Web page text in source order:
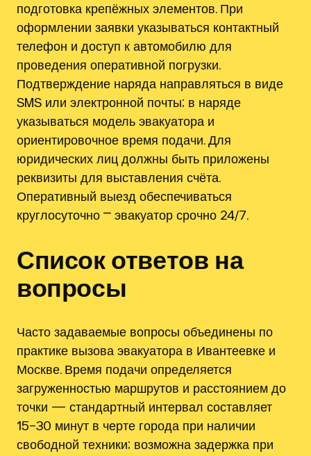
подготовка крепёжных элементов. При
оформлении заявки указываться контактный
телефон и доступ к автомобилю для
проведения оперативной погрузки.
Подтверждение наряда направляться в виде
SMS или электронной почты; в наряде
указываться модель эвакуатора и
ориентировочное время подачи. Для
юридических лиц должны быть приложены
реквизиты для выставления счёта.
Оперативный выезд обеспечиваться
круглосуточно ⎻ эвакуатор срочно 24/7.
Список ответов на
вопросы
Часто задаваемые вопросы объединены по
практике вызова эвакуатора в Ивантеевке и
Москве. Время подачи определяется
загруженностью маршрутов и расстоянием до
точки — стандартный интервал составляет
15–30 минут в черте города при наличии
свободной техники; возможна задержка при